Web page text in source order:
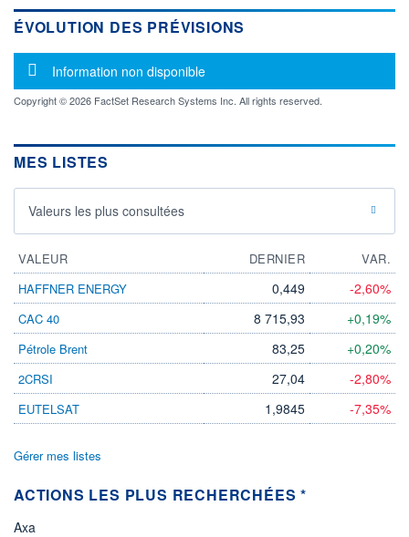
LIMITE À LA
BAISSE
0,0000
LIMITE À LA
HAUSSE
0,0000
RENDEMENT
ESTIMÉ 2026
- -
28.04.26 / 21:58:34
Non éligible
Boursobank
ÉVOLUTION DES PRÉVISIONS
Message d'information
Information non disponible
Copyright © 2026 FactSet Research Systems Inc. All rights reserved.
MES LISTES
Valeurs les plus consultées
VALEUR DERNIER
VAR.
HAFFNER ENERGY
0,449 -2,60%
CAC 40 8 715,93 +0,19%
Pétrole Brent 83,25 +0,20%
2CRSI 27,04 -2,80%
EUTELSAT 1,9845 -7,35%
Gérer mes listes
ACTIONS LES PLUS RECHERCHÉES *
Axa